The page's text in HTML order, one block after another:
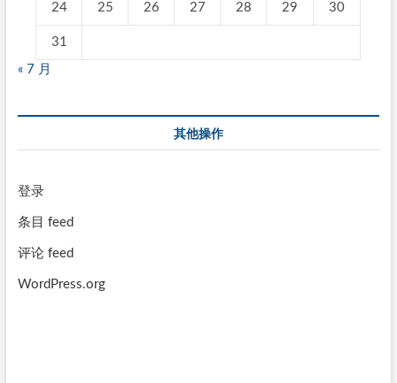
24 25 26 27 28 29 30
31
« 7 月
其他操作
登录
条目 feed
评论 feed
WordPress.org